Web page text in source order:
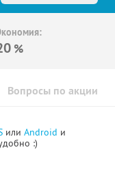
%
Вопросы по акции
или Android и
:)